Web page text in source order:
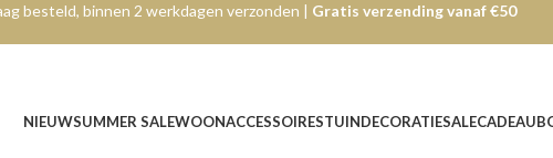
besteld, binnen 2 werkdagen verzonden | Gratis verzending vanaf €50
NIEUWSUMMER SALEWOONACCESSOIRESTUINDECORATIESALE